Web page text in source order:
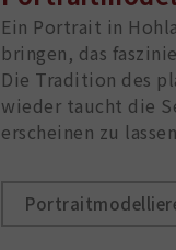
Ein Portrait in
bringen, das
Die Tradition des
wieder taucht die
erscheinen zu